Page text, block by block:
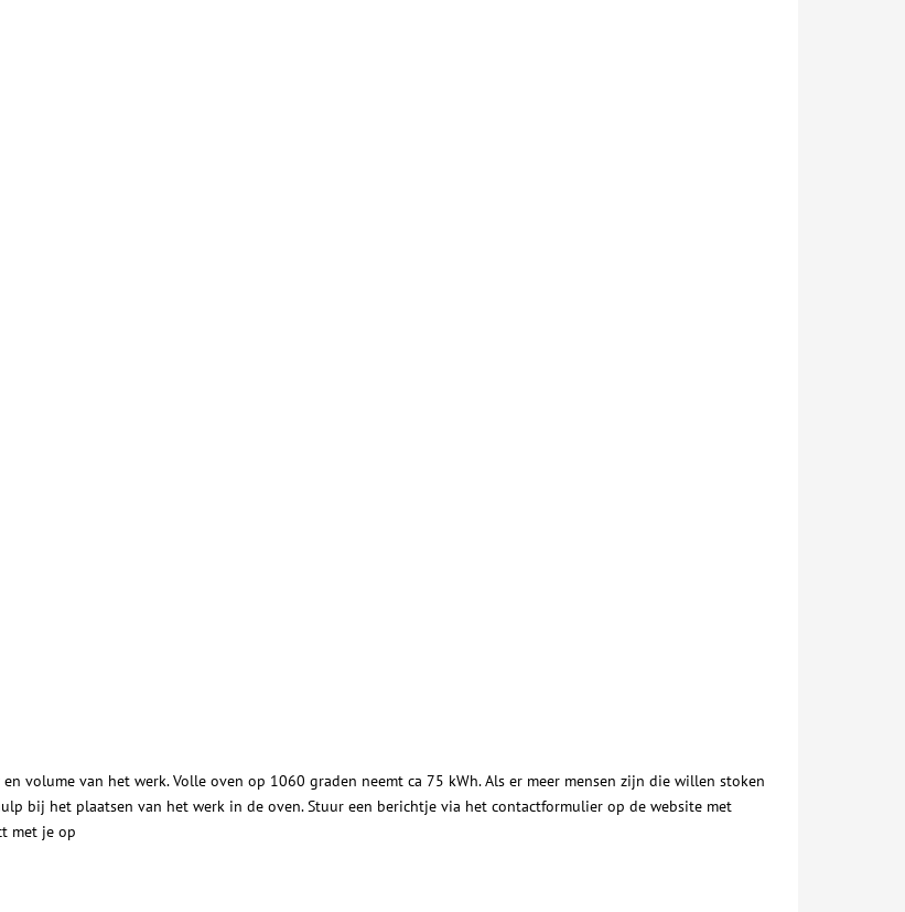
volume van het werk. Volle oven op 1060 graden neemt ca 75 kWh. Als er meer mensen zijn die willen stoken
bij het plaatsen van het werk in de oven. Stuur een berichtje via het contactformulier op de website met
met je op